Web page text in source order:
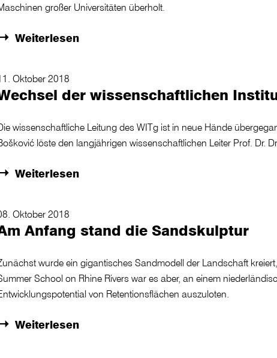
großer Universitäten überholt.
Weiterlesen
Oktober 2018
der wissenschaftlichen
wissenschaftliche Leitung des WITg ist in neue Hände
löste den langjährigen wissenschaftlichen Leiter Prof. Dr.
Weiterlesen
Oktober 2018
Anfang stand die Sandskulptur
wurde ein gigantisches Sandmodell der Landschaft
School on Rhine Rivers war es aber, an einem
von Retentionsflächen auszuloten.
Weiterlesen